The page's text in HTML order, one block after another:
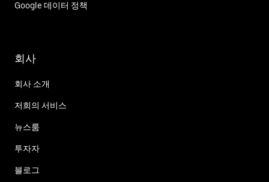
Google 데이터 정책
회사
회사 소개
저희의 서비스
뉴스룸
투자자
블로그